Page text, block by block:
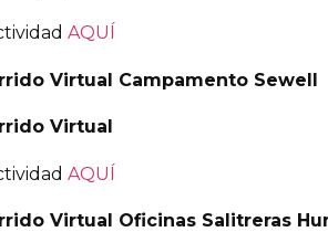
AQUÍ
Virtual Campamento Sewell
Virtual
AQUÍ
Virtual Oficinas Salitreras